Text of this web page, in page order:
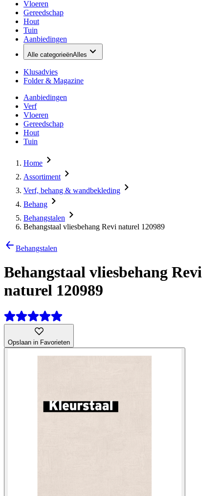
Vloeren
Gereedschap
Hout
Tuin
Aanbiedingen
Alle categorieënAlles
Klusadvies
Folder & Magazine
Aanbiedingen
Verf
Vloeren
Gereedschap
Hout
Tuin
Home
Assortiment
Verf, behang & wandbekleding
Behang
Behangstalen
Behangstaal vliesbehang Revi naturel 120989
Behangstalen
Behangstaal vliesbehang Revi
naturel 120989
Opslaan in Favorieten